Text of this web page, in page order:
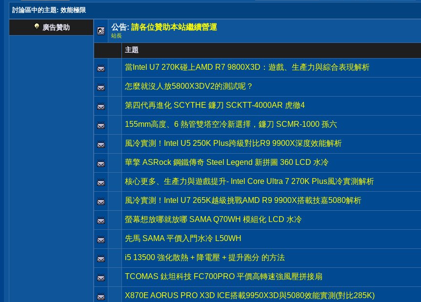
討論區中的主題: 效能極限
廣告贊助 公告: 請各位贊助本站繼續營運
站長
主題
當Intel U7 270K碰上AMD R7 9800X3D：遊戲、生產力與綜合表現解析
怎麼就沒人放5800X3DV2的測試呢？
第四代再進化 SCYTHE 鐮刀 SCKTT-4000AR 虎徹4
155mm高度、6 熱管雙塔空冷新選擇，鐮刀 SCMR-1000 孫六
風冷實測！Intel U5 250K Plus跨級對比R9 9900X深度效能解析
華擎 ASRock 鋼鐵傳奇 Steel Legend 新拼圖 360 LCD 水冷
核心更多、生產力與遊戲提升- Intel Core Ultra 7 270K Plus風冷實測解析
風冷實測！Intel U7 265K越級挑戰AMD R9 9900X搭載技嘉5080解析
螢幕想放哪就放哪 SAMA Q70WH 模組化 LCD 水冷
先馬 SAMA 平價入門水冷 L50WH
i5 13500 強化散熱 + 降電壓 + 提升跑分 的方法
TCOMAS 鈦坦科技 FC700PRO 平價高轉速強風壓拼接扇
X870E AORUS PRO X3D ICE搭載9950X3D與5080效能實測(對比285K)